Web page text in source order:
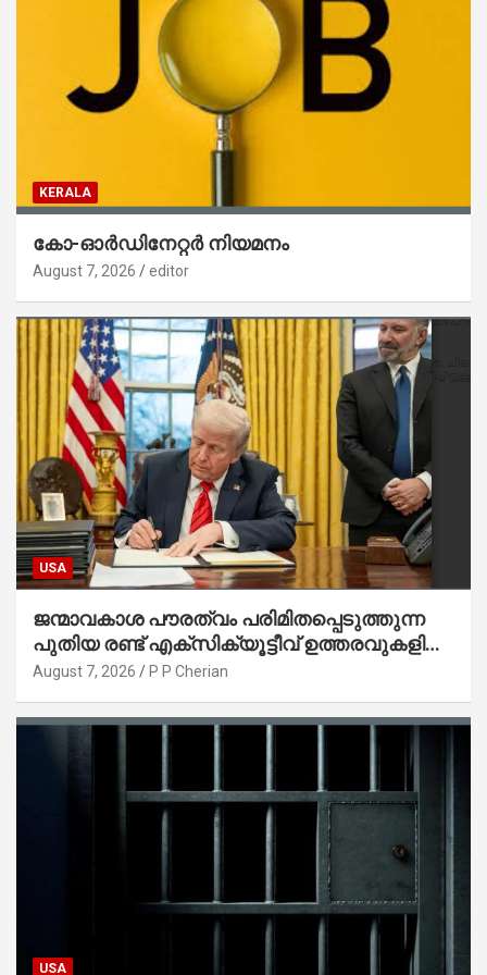
KERALA
കോ-ഓർഡിനേറ്റർ നിയമനം
August 7, 2026 editor
USA
ജന്മാവകാശ പൗരത്വം പരിമിതപ്പെടുത്തുന്ന
പുതിയ രണ്ട് എക്സിക്യൂട്ടീവ് ഉത്തരവുകളിൽ
ട്രംപ് ഒപ്പുവെച്ചു
August 7, 2026 P P Cherian
USA